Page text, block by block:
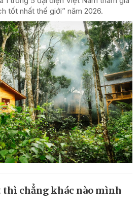
tốt nhất thế giới” năm 2026.
thì chẳng khác nào mình